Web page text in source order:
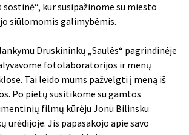
kur susipažinome su miesto
siūlomomis galimybėmis.
Druskininkų „Saulės“ pagrindinėje
fotolaboratorijos ir menų
Tai leido mums pažvelgti į meną iš
Po pietų susitikome su gamtos
filmų kūrėju Jonu Bilinsku
urėdijoje. Jis papasakojo apie savo